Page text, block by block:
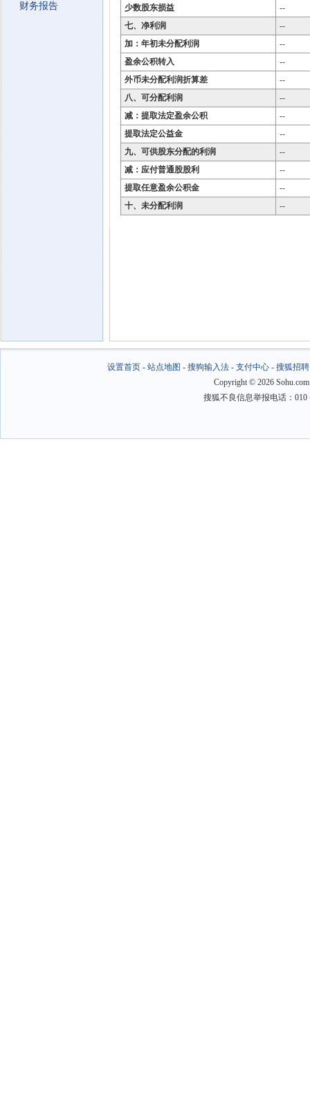
财务报告
少数股东损益
--
七、净利润
--
加：年初未分配利润
--
盈余公积转入
--
外币未分配利润折算差
--
八、可分配利润
--
减：提取法定盈余公积
--
提取法定公益金
--
九、可供股东分配的利润
--
减：应付普通股股利
--
提取任意盈余公积金
--
十、未分配利润
--
设置首页- 站点地图 - 搜狗输入法- 支付中心- 搜狐招聘
Copyright © 2026
搜狐不良信息举报电话：010